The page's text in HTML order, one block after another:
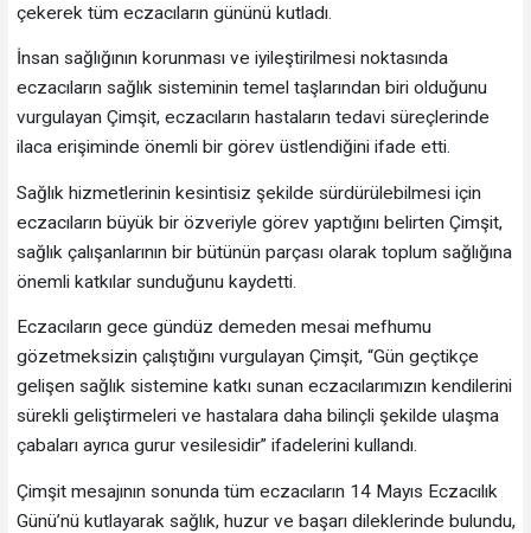
çekerek tüm eczacıların gününü kutladı.
İnsan sağlığının korunması ve iyileştirilmesi noktasında
eczacıların sağlık sisteminin temel taşlarından biri olduğunu
vurgulayan Çimşit, eczacıların hastaların tedavi süreçlerinde
ilaca erişiminde önemli bir görev üstlendiğini ifade etti.
Sağlık hizmetlerinin kesintisiz şekilde sürdürülebilmesi için
eczacıların büyük bir özveriyle görev yaptığını belirten Çimşit,
sağlık çalışanlarının bir bütünün parçası olarak toplum sağlığına
önemli katkılar sunduğunu kaydetti.
Eczacıların gece gündüz demeden mesai mefhumu
gözetmeksizin çalıştığını vurgulayan Çimşit, “Gün geçtikçe
gelişen sağlık sistemine katkı sunan eczacılarımızın kendilerini
sürekli geliştirmeleri ve hastalara daha bilinçli şekilde ulaşma
çabaları ayrıca gurur vesilesidir” ifadelerini kullandı.
Çimşit mesajının sonunda tüm eczacıların 14 Mayıs Eczacılık
Günü’nü kutlayarak sağlık, huzur ve başarı dileklerinde bulundu,